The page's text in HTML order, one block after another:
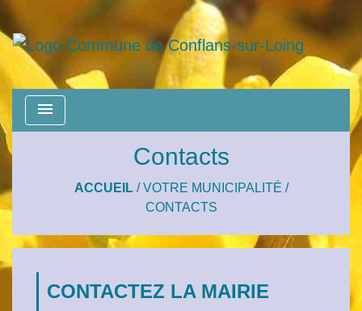
menu
Contacts
ACCUEIL/VOTRE MUNICIPALITÉ /
CONTACTS
CONTACTEZ LA MAIRIE